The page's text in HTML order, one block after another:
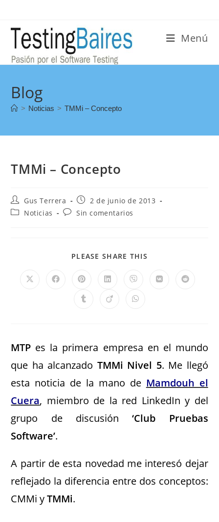
Menú
Blog
> Noticias > TMMi – Concepto
TMMi – Concepto
Gus Terrera
2 de junio de 2013
Noticias
Sin comentarios
PLEASE SHARE THIS
MTP es la primera empresa en el mundo
que ha alcanzado TMMi Nivel 5. Me llegó
esta noticia de la mano de Mamdouh el
Cuera, miembro de la red LinkedIn y del
grupo de discusión‘Club Pruebas
Software’.
A partir de esta novedad me interesó dejar
reflejado la diferencia entre dos conceptos:
CMMi yTMMi.